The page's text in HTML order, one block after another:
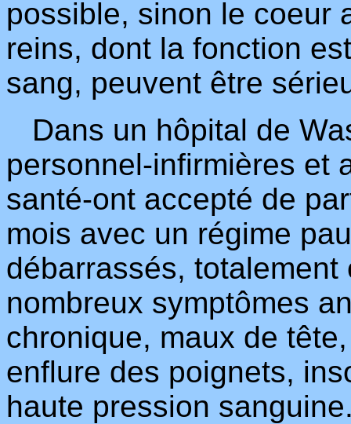
possible, sinon le coeur
reins, dont la fonction
sang, peuvent être
Dans un hôpital de
personnel-infirmières et
santé-ont accepté de
mois avec un régime
débarrassés,
nombreux symptômes
chronique, maux de
enflure des poignets,
haute pression